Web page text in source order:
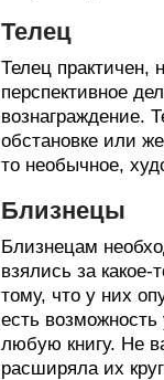
Телец
Телец практичен,
перспективное
вознаграждение.
обстановке или
то необычное,
Близнецы
Близнецам
взялись за
тому, что у них
есть
любую книгу. Не
расширяла их